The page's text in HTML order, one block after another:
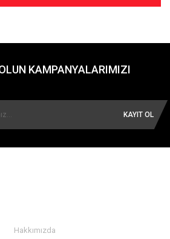
KAMPANYALARIMIZI
KAYIT OL
Hakkımızda